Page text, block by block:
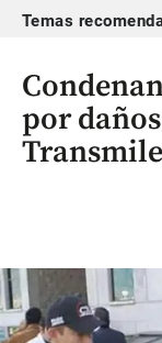
Temas
por